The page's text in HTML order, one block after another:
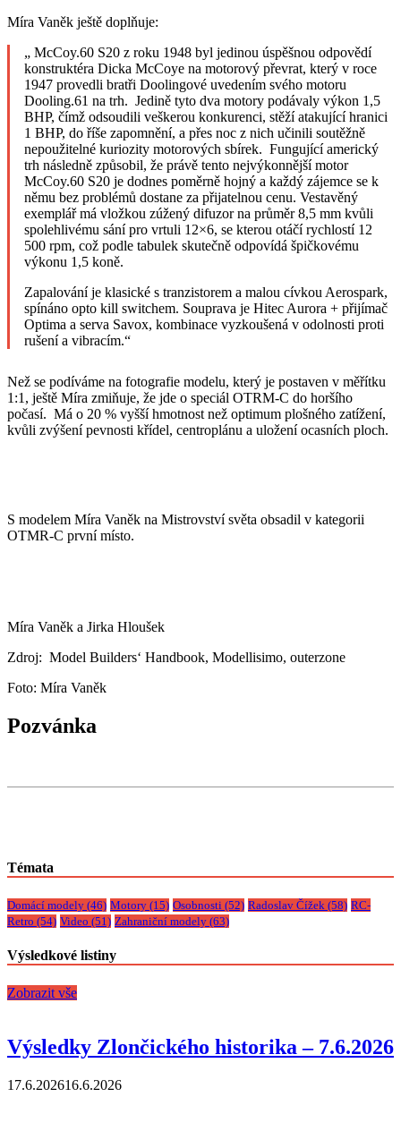
Míra Vaněk ještě doplňuje:
„ McCoy.60 S20 z roku 1948 byl jedinou úspěšnou odpovědí
konstruktéra Dicka McCoye na motorový převrat, který v roce
1947 provedli bratři Doolingové uvedením svého motoru
Dooling.61 na trh. Jedině tyto dva motory podávaly výkon 1,5
BHP, čímž odsoudili veškerou konkurenci, stěží atakující hranici
1 BHP, do říše zapomnění, a přes noc z nich učinili soutěžně
nepoužitelné kuriozity motorových sbírek. Fungující americký
trh následně způsobil, že právě tento nejvýkonnější motor
McCoy.60 S20 je dodnes poměrně hojný a každý zájemce se k
němu bez problémů dostane za přijatelnou cenu. Vestavěný
exemplář má vložkou zúžený difuzor na průměr 8,5 mm kvůli
spolehlivému sání pro vrtuli 12×6, se kterou otáčí rychlostí 12
500 rpm, což podle tabulek skutečně odpovídá špičkovému
výkonu 1,5 koně.
Zapalování je klasické s tranzistorem a malou cívkou Aerospark,
spínáno opto kill switchem. Souprava je Hitec Aurora + přijímač
Optima a serva Savox, kombinace vyzkoušená v odolnosti proti
rušení a vibracím.“
Než se podíváme na fotografie modelu, který je postaven v měřítku
1:1, ještě Míra zmiňuje, že jde o speciál OTRM-C do horšího
počasí. Má o 20 % vyšší hmotnost než optimum plošného zatížení,
kvůli zvýšení pevnosti křídel, centroplánu a uložení ocasních ploch.
S modelem Míra Vaněk na Mistrovství světa obsadil v kategorii
OTMR-C první místo.
Míra Vaněk a Jirka Hloušek
Zdroj: Model Builders‘ Handbook, Modellisimo, outerzone
Foto: Míra Vaněk
Pozvánka
Témata
Domácí modely (46) Motory (15) Osobnosti (52) Radoslav Čížek (58) RC-
Retro (54) Video (51) Zahraniční modely (63)
Výsledkové listiny
Zobrazit vše
Výsledky Zlončického historika – 7.6.2026
17.6.202616.6.2026